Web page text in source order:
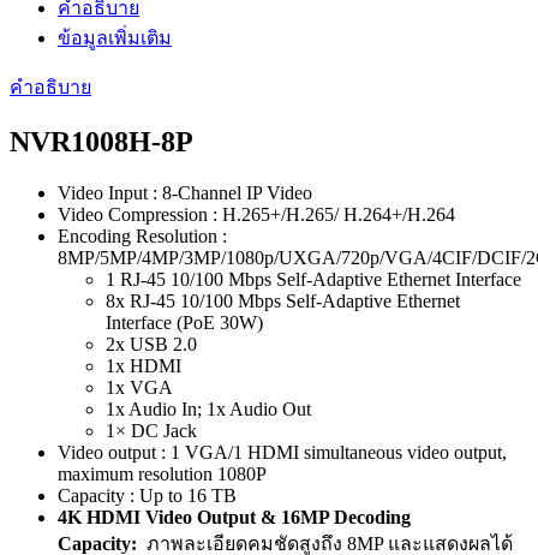
ยี่ห้อ
TP-
รุ่น
8P
3
ปี
ชิ้น
คำอธิบาย
ข้อมูลเพิ่มเติม
คำอธิบาย
NVR1008H-8P
Video Input : 8-Channel IP Video
Video Compression : H.265+/H.265/ H.264+/H.264
Encoding Resolution :
8MP/5MP/4MP/3MP/1080p/UXGA/720p/VGA/4CIF/DCIF/
1 RJ-45 10/100 Mbps Self-Adaptive Ethernet Interface
8x RJ-45 10/100 Mbps Self-Adaptive Ethernet
Interface (PoE 30W)
2x USB 2.0
1x HDMI
1x VGA
1x Audio In; 1x Audio Out
1× DC Jack
Video output : 1 VGA/1 HDMI simultaneous video output,
maximum resolution 1080P
Capacity : Up to 16 TB
4K HDMI Video Output & 16MP Decoding
Capacity: ภาพละเอียดคมชัดสูงถึง 8MP และแสดงผลได้